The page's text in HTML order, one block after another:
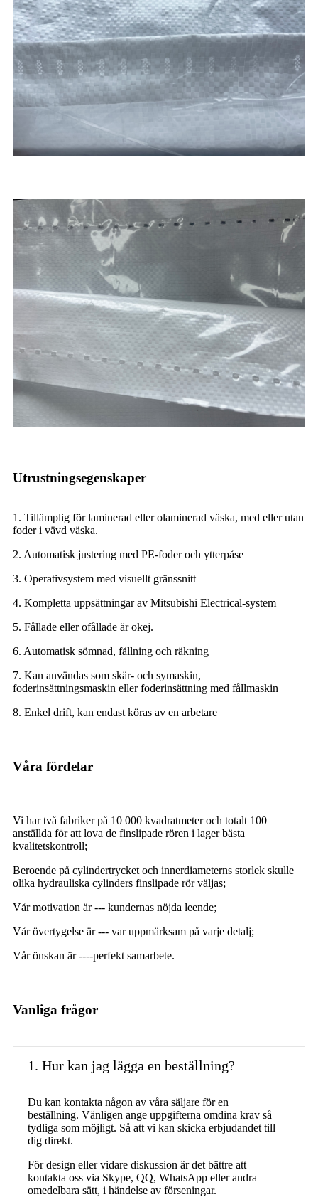
Utrustningsegenskaper
1. Tillämplig för laminerad eller olaminerad väska, med eller utan
foder i vävd väska.
2. Automatisk justering med PE-foder och ytterpåse
3. Operativsystem med visuellt gränssnitt
4. Kompletta uppsättningar av Mitsubishi Electrical-system
5. Fållade eller ofållade är okej.
6. Automatisk sömnad, fållning och räkning
7. Kan användas som skär- och symaskin,
foderinsättningsmaskin eller foderinsättning med fållmaskin
8. Enkel drift, kan endast köras av en arbetare
Våra fördelar
Vi har två fabriker på 10 000 kvadratmeter och totalt 100
anställda för att lova de finslipade rören i lager bästa
kvalitetskontroll;
Beroende på cylindertrycket och innerdiameterns storlek skulle
olika hydrauliska cylinders finslipade rör väljas;
Vår motivation är --- kundernas nöjda leende;
Vår övertygelse är --- var uppmärksam på varje detalj;
Vår önskan är ----perfekt samarbete.
Vanliga frågor
1. Hur kan jag lägga en beställning?
Du kan kontakta någon av våra säljare för en
beställning. Vänligen ange uppgifterna omdina krav så
tydliga som möjligt. Så att vi kan skicka erbjudandet till
dig direkt.
För design eller vidare diskussion är det bättre att
kontakta oss via Skype, QQ, WhatsApp eller andra
omedelbara sätt, i händelse av förseningar.